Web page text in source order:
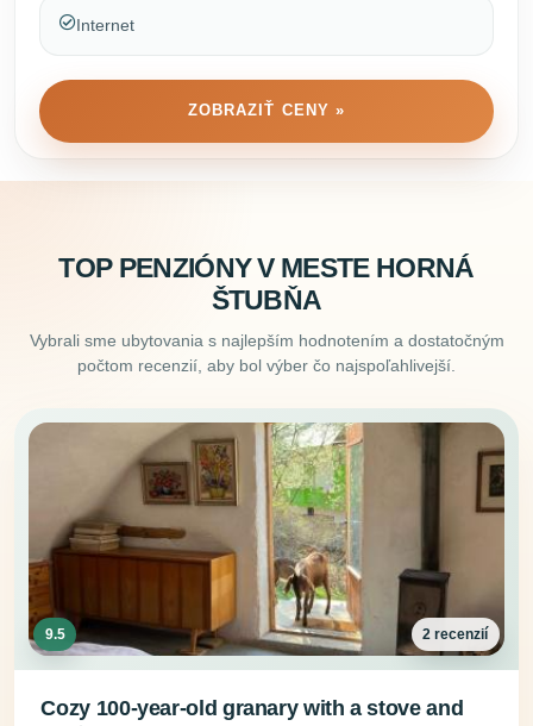
Internet
ZOBRAZIŤ CENY »
TOP PENZIÓNY V MESTE HORNÁ
ŠTUBŇA
Vybrali sme ubytovania s najlepším hodnotením a dostatočným
počtom recenzií, aby bol výber čo najspoľahlivejší.
9.5 2 recenzií
Cozy 100-year-old granary with a stove and